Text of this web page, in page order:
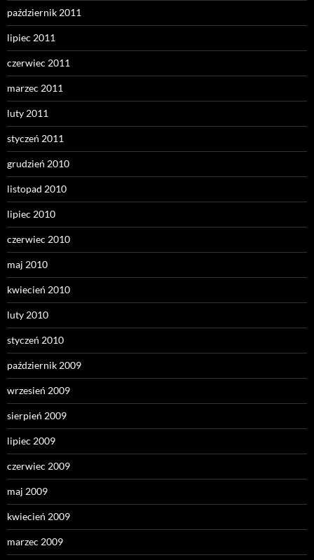
październik 2011
lipiec 2011
czerwiec 2011
marzec 2011
luty 2011
styczeń 2011
grudzień 2010
listopad 2010
lipiec 2010
czerwiec 2010
maj 2010
kwiecień 2010
luty 2010
styczeń 2010
październik 2009
wrzesień 2009
sierpień 2009
lipiec 2009
czerwiec 2009
maj 2009
kwiecień 2009
marzec 2009